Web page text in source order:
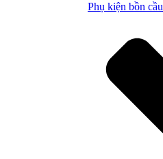
Phụ kiện bồn cầu